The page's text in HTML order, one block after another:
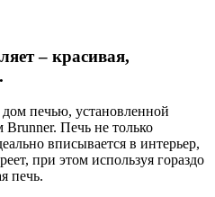
– красивая,
печью, установленной
Печь не только
вписывается в интерьер,
при этом используя гораздо
печь.